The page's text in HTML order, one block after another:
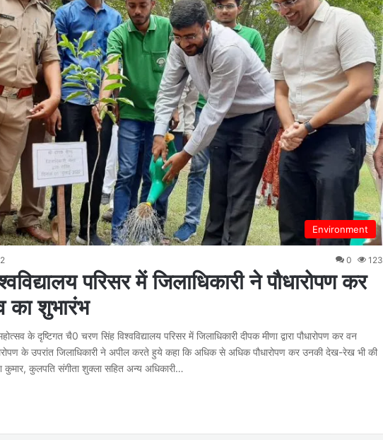
Environment
0 123
परिसर में जिलाधिकारी ने पौधारोपण कर
का शुभारंभ
के दृष्टिगत चै0 चरण सिंह विश्वविद्यालय परिसर में जिलाधिकारी दीपक मीणा द्वारा पौधारोपण कर वन
के उपरांत जिलाधिकारी ने अपील करते हुये कहा कि अधिक से अधिक पौधारोपण कर उनकी देख-रेख भी की
कुलपति संगीता शुक्ला सहित अन्य अधिकारी…